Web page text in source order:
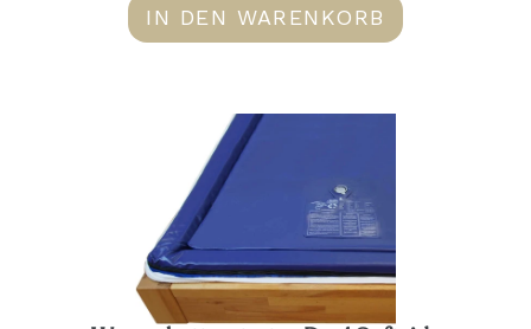
IN DEN WARENKORB